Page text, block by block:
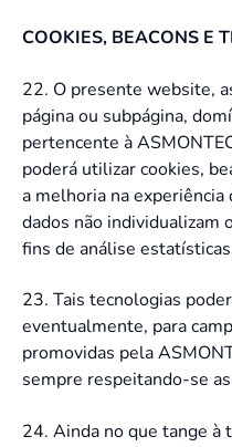
COOKIES, BEACONS E
22. O presente website,
página ou subpágina,
pertencente à
poderá utilizar cookies,
a melhoria na
dados não individualizam
fins de análise
23. Tais tecnologias
eventualmente, para
promovidas pela
sempre respeitando-se
24. Ainda no que tange à